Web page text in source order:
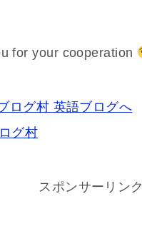
for your cooperation
グ村
スポンサーリンク